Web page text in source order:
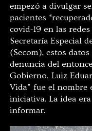
empezó a divulgar
pacientes
covid-19 en las
Secretaría Especial
(Secom), estos
denuncia del
Gobierno, Luiz
Vida” fue el nombre
iniciativa. La idea
informar.